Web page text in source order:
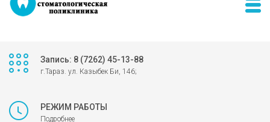
Запись: 8 (7262) 45-13-88
г.Тараз. ул. Казыбек Би, 146;
РЕЖИМ РАБОТЫ
Подробнее